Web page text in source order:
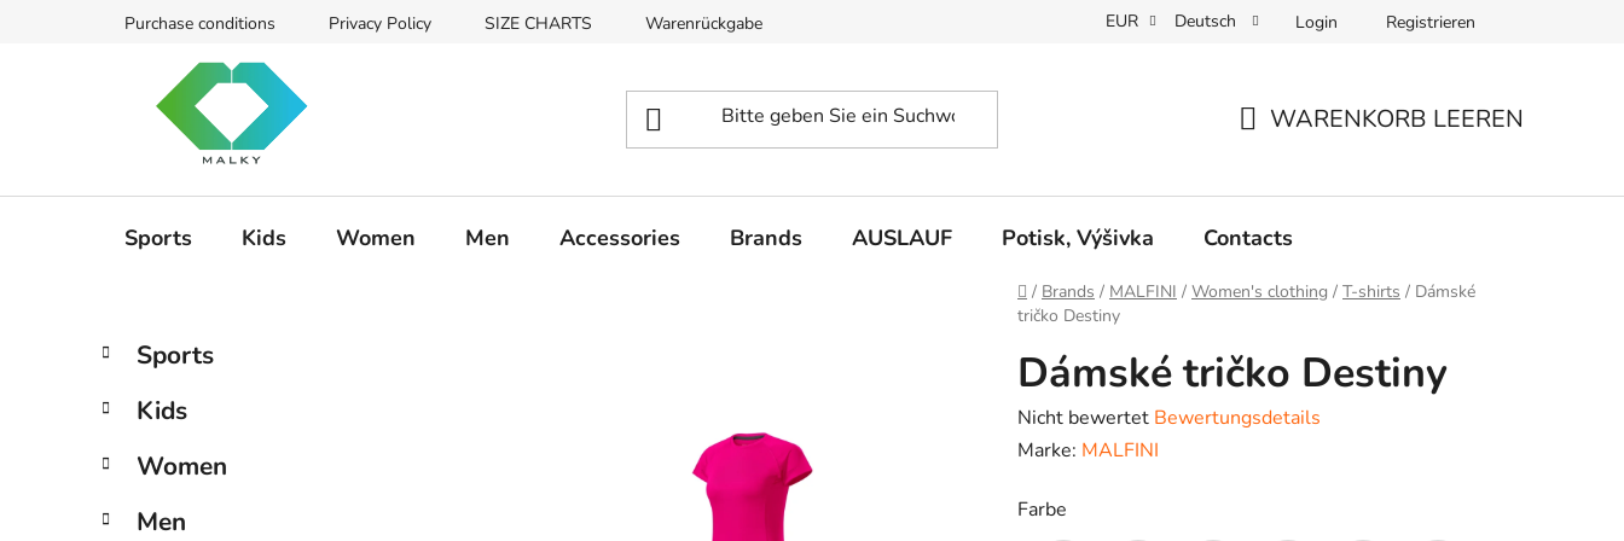
Purchase conditions Privacy Policy SIZE CHARTS Warenrückgabe EUR Deutsch Login Registrieren
WARENKORB LEEREN
Sports Kids Women Men Accessories Brands AUSLAUF Potisk, Výšivka Contacts
Startseite
/ Brands / MALFINI / Women's clothing / T-shirts / Dámské
tričko Destiny
S
i
e
l
Kategorien
überspringen
K
a
e
o
i
Sports
Kids
Women
Men
Dámské tričko Destiny
Die
durchschnittliche
ist
Nicht bewertet Bewertungsdetails
Marke: MALFINI
Farbe